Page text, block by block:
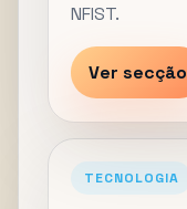
NFIST.
Ver secção
TECNOLOGIA